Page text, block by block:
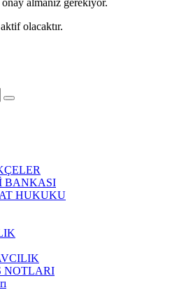
olacaktır.
BANKASI
HUKUKU
NOTLARI